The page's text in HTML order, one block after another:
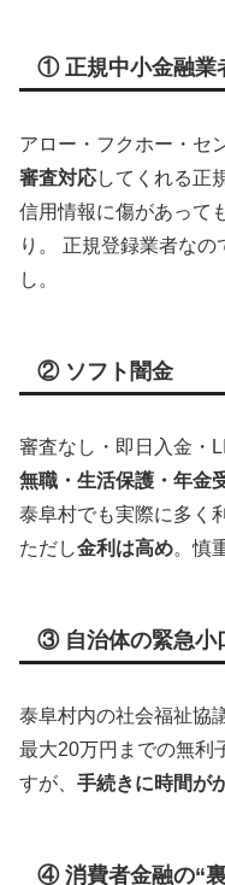
① 正規中小金融業
アロー・フクホー・セ
審査対応してくれる正
信用情報に傷があって
り。 正規登録業者な
し。
② ソフト闇金
審査なし・即日入金・
無職・生活保護・年金
泰阜村でも実際に多く
ただし金利は高め。慎
③ 自治体の緊急小
泰阜村内の社会福祉協
最大20万円までの無利
すが、 手続きに時間が
④ 消費者金融の“